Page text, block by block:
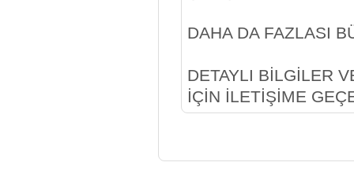
DAHA DA FAZLASI
DETAYLI BİLGİLER
İÇİN İLETİŞİME